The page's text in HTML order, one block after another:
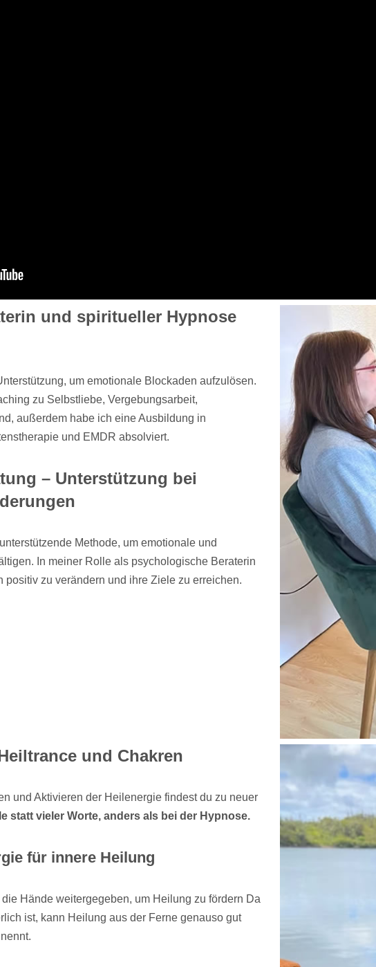
und spiritueller Hypnose
um emotionale Blockaden aufzulösen.
zu Selbstliebe, Vergebungsarbeit,
außerdem habe ich eine Ausbildung in
und EMDR absolviert.
– Unterstützung bei
Methode, um emotionale und
In meiner Rolle als psychologische Beraterin
positiv zu verändern und ihre Ziele zu erreichen.
und Chakren
und Aktivieren der Heilenergie findest du zu neuer
statt vieler Worte, anders als bei der Hypnose.
für innere Heilung
Hände weitergegeben, um Heilung zu fördern Da
ist, kann Heilung aus der Ferne genauso gut